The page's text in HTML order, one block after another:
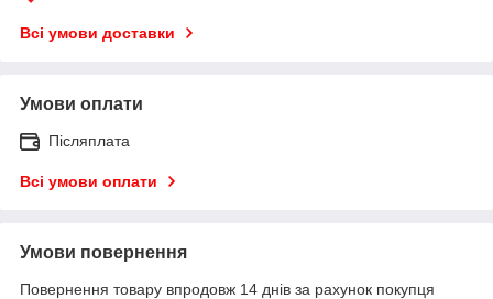
Всі умови доставки
Умови оплати
Післяплата
Всі умови оплати
Умови повернення
Повернення товару впродовж 14 днів за рахунок покупця